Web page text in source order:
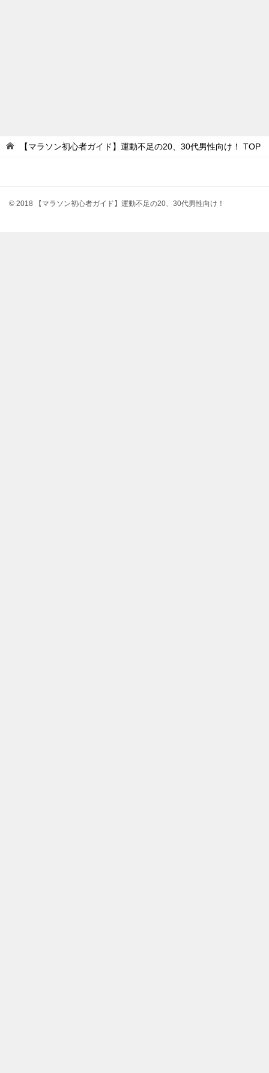
【マラソン初心者ガイド】運動不足の20、30代男性向け！ TOP
© 2018 【マラソン初心者ガイド】運動不足の20、30代男性向け！